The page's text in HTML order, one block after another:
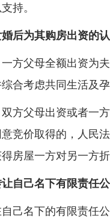
持。
后为其购房出资的
父母全额出资为夫
合考虑共同生活及
父母出资或者一方
竞价取得的，人民
房屋一方对另一方
自己名下有限责任
名下的有限责任公